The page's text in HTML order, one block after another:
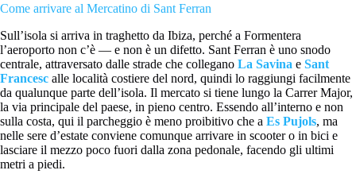
Come arrivare al Mercatino di Sant Ferran
Sull’isola si arriva in traghetto da Ibiza, perché a Formentera
l’aeroporto non c’è — e non è un difetto. Sant Ferran è uno snodo
centrale, attraversato dalle strade che collegano La Savina e Sant
Francesc alle località costiere del nord, quindi lo raggiungi facilmente
da qualunque parte dell’isola. Il mercato si tiene lungo la Carrer Major,
la via principale del paese, in pieno centro. Essendo all’interno e non
sulla costa, qui il parcheggio è meno proibitivo che a Es Pujols, ma
nelle sere d’estate conviene comunque arrivare in scooter o in bici e
lasciare il mezzo poco fuori dalla zona pedonale, facendo gli ultimi
metri a piedi.